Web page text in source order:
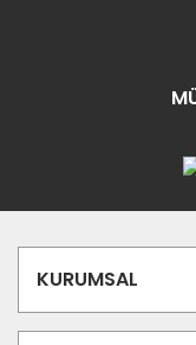
KURUMSAL